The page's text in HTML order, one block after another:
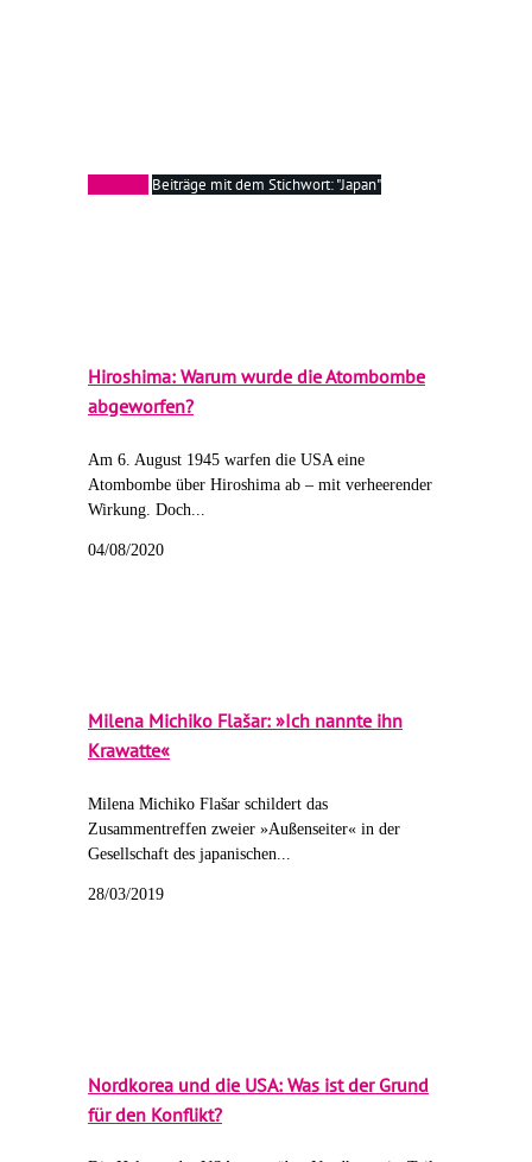
Beiträge mit dem Stichwort: "Japan"
Hiroshima: Warum wurde die Atombombe
abgeworfen?
Am 6. August 1945 warfen die USA eine
Atombombe über Hiroshima ab – mit verheerender
Wirkung. Doch...
04/08/2020
Milena Michiko Flašar: »Ich nannte ihn
Krawatte«
Milena Michiko Flašar schildert das
Zusammentreffen zweier »Außenseiter« in der
Gesellschaft des japanischen...
28/03/2019
Nordkorea und die USA: Was ist der Grund
für den Konflikt?